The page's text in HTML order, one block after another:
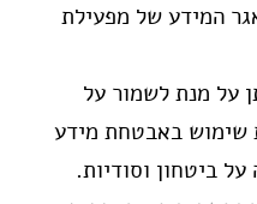
המידע של מפעילת
על מנת לשמור על
שימוש באבטחת מידע
ביטחון וסודיות.